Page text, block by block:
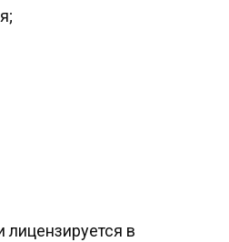
лицензируется в